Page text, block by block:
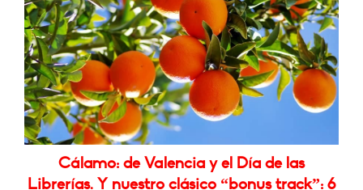
Cálamo: de Valencia y el Día de las
Librerías. Y nuestro clásico “bonus track”: 6